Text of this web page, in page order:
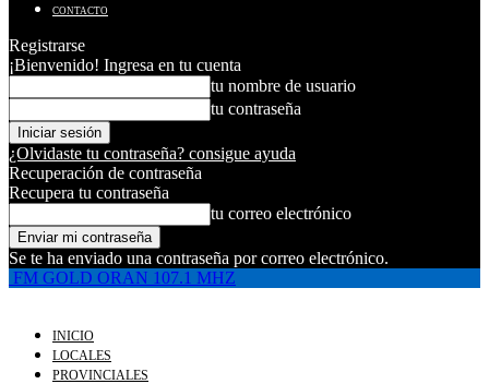
CONTACTO
Registrarse
¡Bienvenido! Ingresa en tu cuenta
tu nombre de usuario
tu contraseña
¿Olvidaste tu contraseña? consigue ayuda
Recuperación de contraseña
Recupera tu contraseña
tu correo electrónico
Se te ha enviado una contraseña por correo electrónico.
FM GOLD ORAN 107.1 MHZ
INICIO
LOCALES
PROVINCIALES